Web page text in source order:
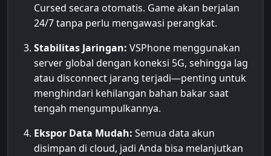
Cursed secara otomatis. Game akan berjalan
24/7 tanpa perlu mengawasi perangkat.
Stabilitas Jaringan: VSPhone menggunakan
server global dengan koneksi 5G, sehingga lag
atau disconnect jarang terjadi—penting untuk
menghindari kehilangan bahan bakar saat
tengah mengumpulkannya.
Ekspor Data Mudah: Semua data akun
disimpan di cloud, jadi Anda bisa melanjutkan